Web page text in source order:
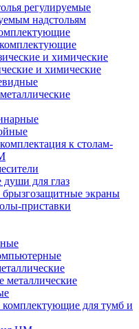
регулируемые
надстольям
и химические
и химические
к столам-
для глаз
экраны
приставки
металлические
для тумб и